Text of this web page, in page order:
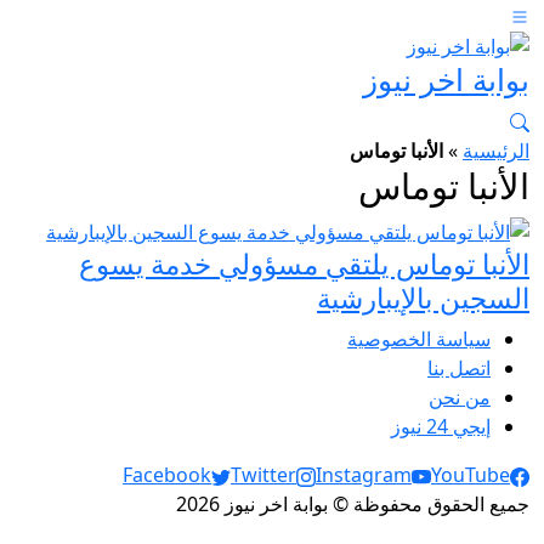
بوابة اخر نيوز
الرئيسية »الأنبا توماس
الأنبا توماس
الأنبا توماس يلتقي مسؤولي خدمة يسوع
السجين بالإيبارشية
سياسة الخصوصية
اتصل بنا
من نحن
إيجي 24 نيوز
Social Links
Facebook Twitter Instagram
YouTube
جميع الحقوق محفوظة © بوابة اخر نيوز 2026